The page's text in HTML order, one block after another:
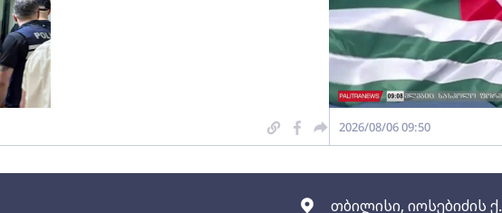
თბილისი, იოსებიძის
2026/08/06 09:50